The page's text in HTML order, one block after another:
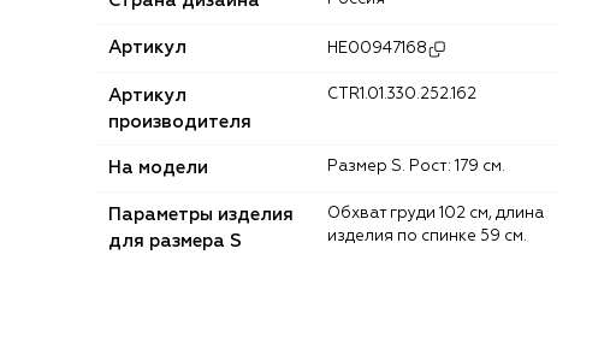
Артикул HE00947168
Артикул
производителя
CTR1.01.330.252.162
На модели Размер S. Рост: 179 см.
Параметры изделия
для размера S
Обхват груди 102 см, длина
изделия по спинке 59 см.